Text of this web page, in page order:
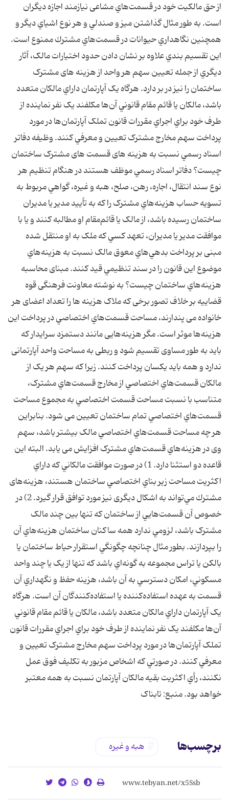
از حق مالکيت خود در قسمت‌هاي مشاعی نيازمند اجازه ديگران
است. به طور مثال گذاشتن ميز و صندلي و هر نوع اشياي ديگر و
همچنين نگاهداري حيوانات در قسمت‌هاي مشترك ممنوع است.
اين تقسيم بندي علاوه بر نشان دادن حدود اختيارات مالک، آثار
ديگري از جمله تعیین سهم هر واحد از هزینه های مشترک
ساختمان را نيز در بر دارد. هرگاه يک آپارتمان داراي مالكان متعدد
باشد، مالكان يا قائم مقام قانوني آن‌ها مكلفند يک نفر نماينده از
طرف خود براي اجراي مقررات قانون تملک آپارتمان‌ها در مورد
پرداخت سهم مخارج مشترک تعيين و معرفي کنند. وظيفه دفاتر
اسناد رسمي نسبت به هزینه های قسمت های مشترک ساختمان
چیست؟ دفاتر اسناد رسمي موظف هستند در هنگام تنظيم هر
نوع سند انتقال، اجاره، رهن، صلح، هبه و غيره، گواهي مربوط به
تسويه حساب هزينه‌هاي مشترک را كه به تأييد مدير يا مديران
ساختمان رسيده باشد، از مالک يا قائم‌مقام او مطالبه کنند و يا با
موافقت مدير يا مديران، تعهد کسي که ملک به او منتقل شده
مبنی بر پرداخت بدهي‌هاي معوق مالک نسبت به هزينه‌هاي
موضوع اين قانون را در سند تنظيمي قيد کنند. مبنای محاسبه
هزينه‌هاي ساختمان چیست؟ به نوشته معاونت فرهنگی قوه
قضاییه بر خلاف تصور برخی که ملاک هزینه ها را تعداد اعضای هر
خانواده می پندارند، مساحت قسمت‌هاي اختصاصي در پرداخت اين
هزينه‌ها موثر است. مگر هزینه‌هایی مانند دستمزد سرایدار که
باید به طور مساوی تقسیم شود و ربطی به مساحت واحد آپارتمانی
ندارد و همه باید یکسان پرداخت کنند. زیرا که سهم هر يک از
مالكان قسمت‌هاي اختصاصي از مخارج قسمت‌هاي مشترک،
متناسب با نسبت مساحت قسمت اختصاصي به مجموع مساحت
قسمت‌هاي اختصاصي تمام ساختمان تعیین می شود. بنابراين
هر چه مساحت قسمت‌هاي اختصاصي مالک بيشتر باشد، سهم
وی در هزينه‌هاي قسمت‌هاي مشترک افزایش می یابد. البته اين
قاعده دو استثنا دارد. 1) در صورت موافقت مالكاني كه داراي
اكثريت مساحت زير بناي اختصاصي ساختمان هستند، هزينه‌های
مشترك مي‌تواند به اشکال ديگری نیز مورد توافق قرار گیرد. 2) در
خصوص آن قسمت‌هايي از ساختمان که تنها بين چند مالک
مشترک باشد، لزومي ندارد همه ساکنان ساختمان هزينه‌هاي آن
را بپردازند. بطور مثال چنانچه چگونگي استقرار حياط ساختمان يا
بالكن يا تراس مجموعه به گونه‌اي باشد كه تنها از يک يا چند واحد
مسكوني، امكان دسترسي به آن باشد، هزينه حفظ و نگهداري آن
قسمت به عهده استفاده‌كننده يا استفاده‌كنندگان آن است. هرگاه
يک آپارتمان داراي مالكان متعدد باشد، مالكان يا قائم مقام قانوني
آن‌ها مكلفند يک نفر نماينده از طرف خود براي اجراي مقررات قانون
تملک آپارتمان‌ها در مورد پرداخت سهم مخارج مشترک تعيين و
معرفي کنند. در صورتي كه اشخاص مزبور به تكليف فوق عمل
نكنند، رأي اكثريت بقيه مالكان آپارتمان نسبت به همه معتبر
خواهد بود. منبع: تابناک
برچسب‌ها هبه و غيره